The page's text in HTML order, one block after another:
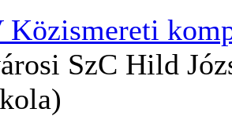
SzC Hild